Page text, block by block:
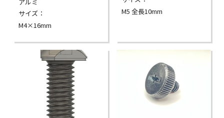
サイズ：
M4×16mm
M5 全長10mm